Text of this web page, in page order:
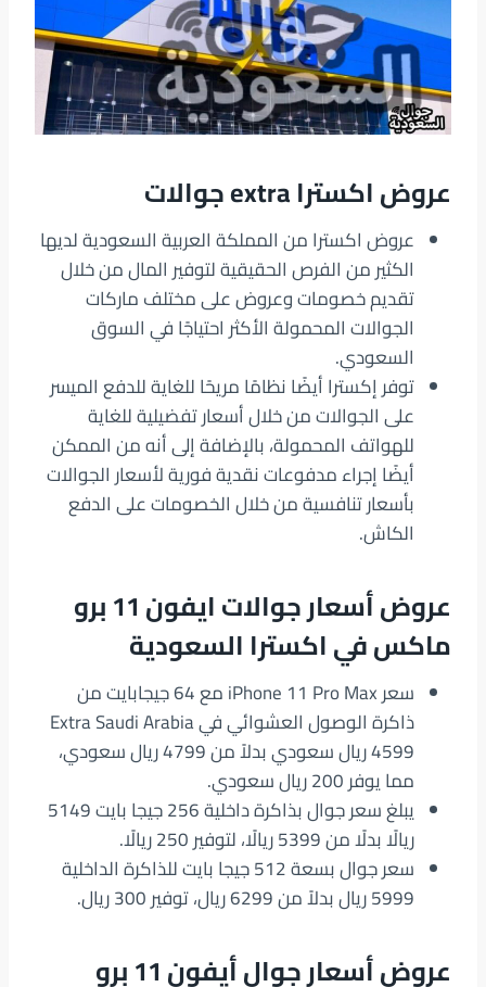
عروض اكسترا جوالات
عروض اكسترا من المملكة العربية السعودية لديها
الكثير من الفرص الحقيقية لتوفير المال من خلال
تقديم خصومات وعروض على مختلف ماركات
الجوالات المحمولة الأكثر احتياجًا في السوق
السعودي.
توفر إكسترا أيضًا نظامًا مريحًا للغاية للدفع الميسر
على الجوالات من خلال أسعار تفضيلية للغاية
للهواتف المحمولة، بالإضافة إلى أنه من الممكن
أيضًا إجراء مدفوعات نقدية فورية لأسعار الجوالات
بأسعار تنافسية من خلال الخصومات على الدفع
الكاش.
عروض أسعار جوالات ايفون 11 برو
ماكس في اكسترا السعودية
سعر iPhone 11 Pro Max مع 64 جيجابايت من
ذاكرة الوصول العشوائي في Extra Saudi Arabia
4599 ريال سعودي بدلاً من 4799 ريال سعودي،
مما يوفر 200 ريال سعودي.
يبلغ سعر جوال بذاكرة داخلية 256 جيجا بايت 5149
ريالًا بدلًا من 5399 ريالًا، لتوفير 250 ريالًا.
سعر جوال بسعة 512 جيجا بايت للذاكرة الداخلية
5999 ريال بدلاً من 6299 ريال، توفير 300 ريال.
عروض أسعار جوال أيفون 11 برو